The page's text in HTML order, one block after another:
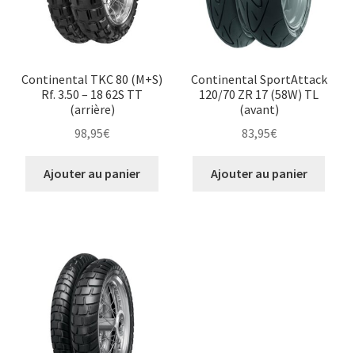
Continental TKC 80 (M+S)
Rf. 3.50 – 18 62S TT
(arrière)
98,95€
Ajouter au panier
Continental SportAttack
120/70 ZR 17 (58W) TL
(avant)
83,95€
Ajouter au panier